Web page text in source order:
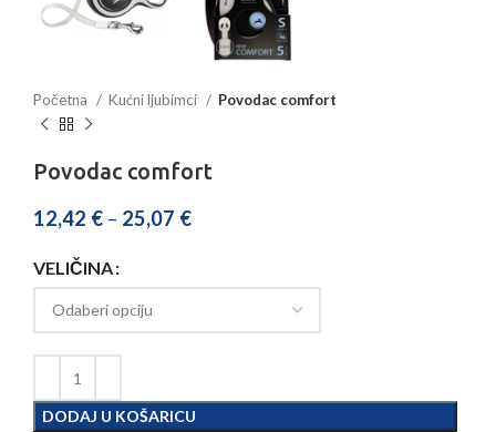
Početna Kućni ljubimci Povodac comfort
Povodac comfort
12,42 € – 25,07 €
VELIČINA
DODAJ U KOŠARICU